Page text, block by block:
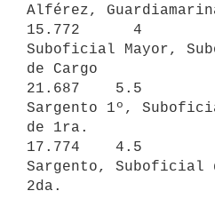
Alférez,
15.772      4
Suboficial Mayor,
de Cargo
21.687    5.5
Sargento 1º,
de 1ra.
17.774    4.5
Sargento, Suboficial
2da.